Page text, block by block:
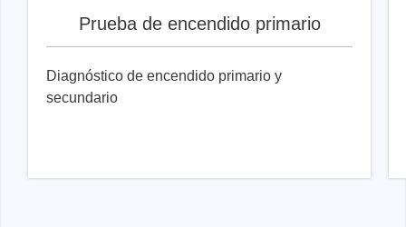
Prueba de encendido primario
Diagnóstico de encendido primario y
secundario